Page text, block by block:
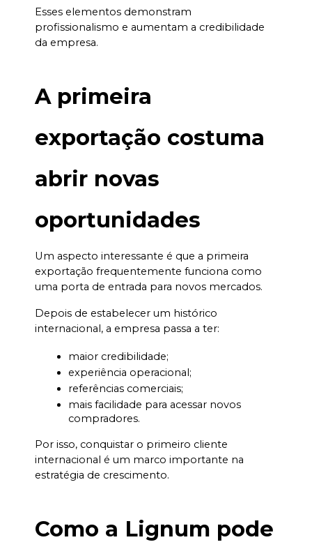
Esses elementos demonstram
profissionalismo e aumentam a credibilidade
da empresa.
A primeira
exportação costuma
abrir novas
oportunidades
Um aspecto interessante é que a primeira
exportação frequentemente funciona como
uma porta de entrada para novos mercados.
Depois de estabelecer um histórico
internacional, a empresa passa a ter:
maior credibilidade;
experiência operacional;
referências comerciais;
mais facilidade para acessar novos
compradores.
Por isso, conquistar o primeiro cliente
internacional é um marco importante na
estratégia de crescimento.
Como a Lignum pode